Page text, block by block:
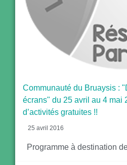
Communauté du Bruaysis :
écrans" du 25 avril au 4 mai
d’activités gratuites !!
25 avril 2016
Programme à destination